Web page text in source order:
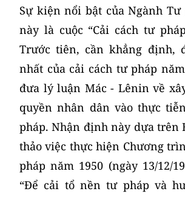
Sự kiện nổi bật của Ngành
này là cuộc “Cải cách tư
Trước tiên, cần khẳng định,
nhất của cải cách tư pháp
đưa lý luận Mác - Lênin về
quyền nhân dân vào thực
pháp. Nhận định này dựa trên
thảo việc thực hiện Chương
pháp năm 1950 (ngày 13/12/
“Để cải tổ nền tư pháp và